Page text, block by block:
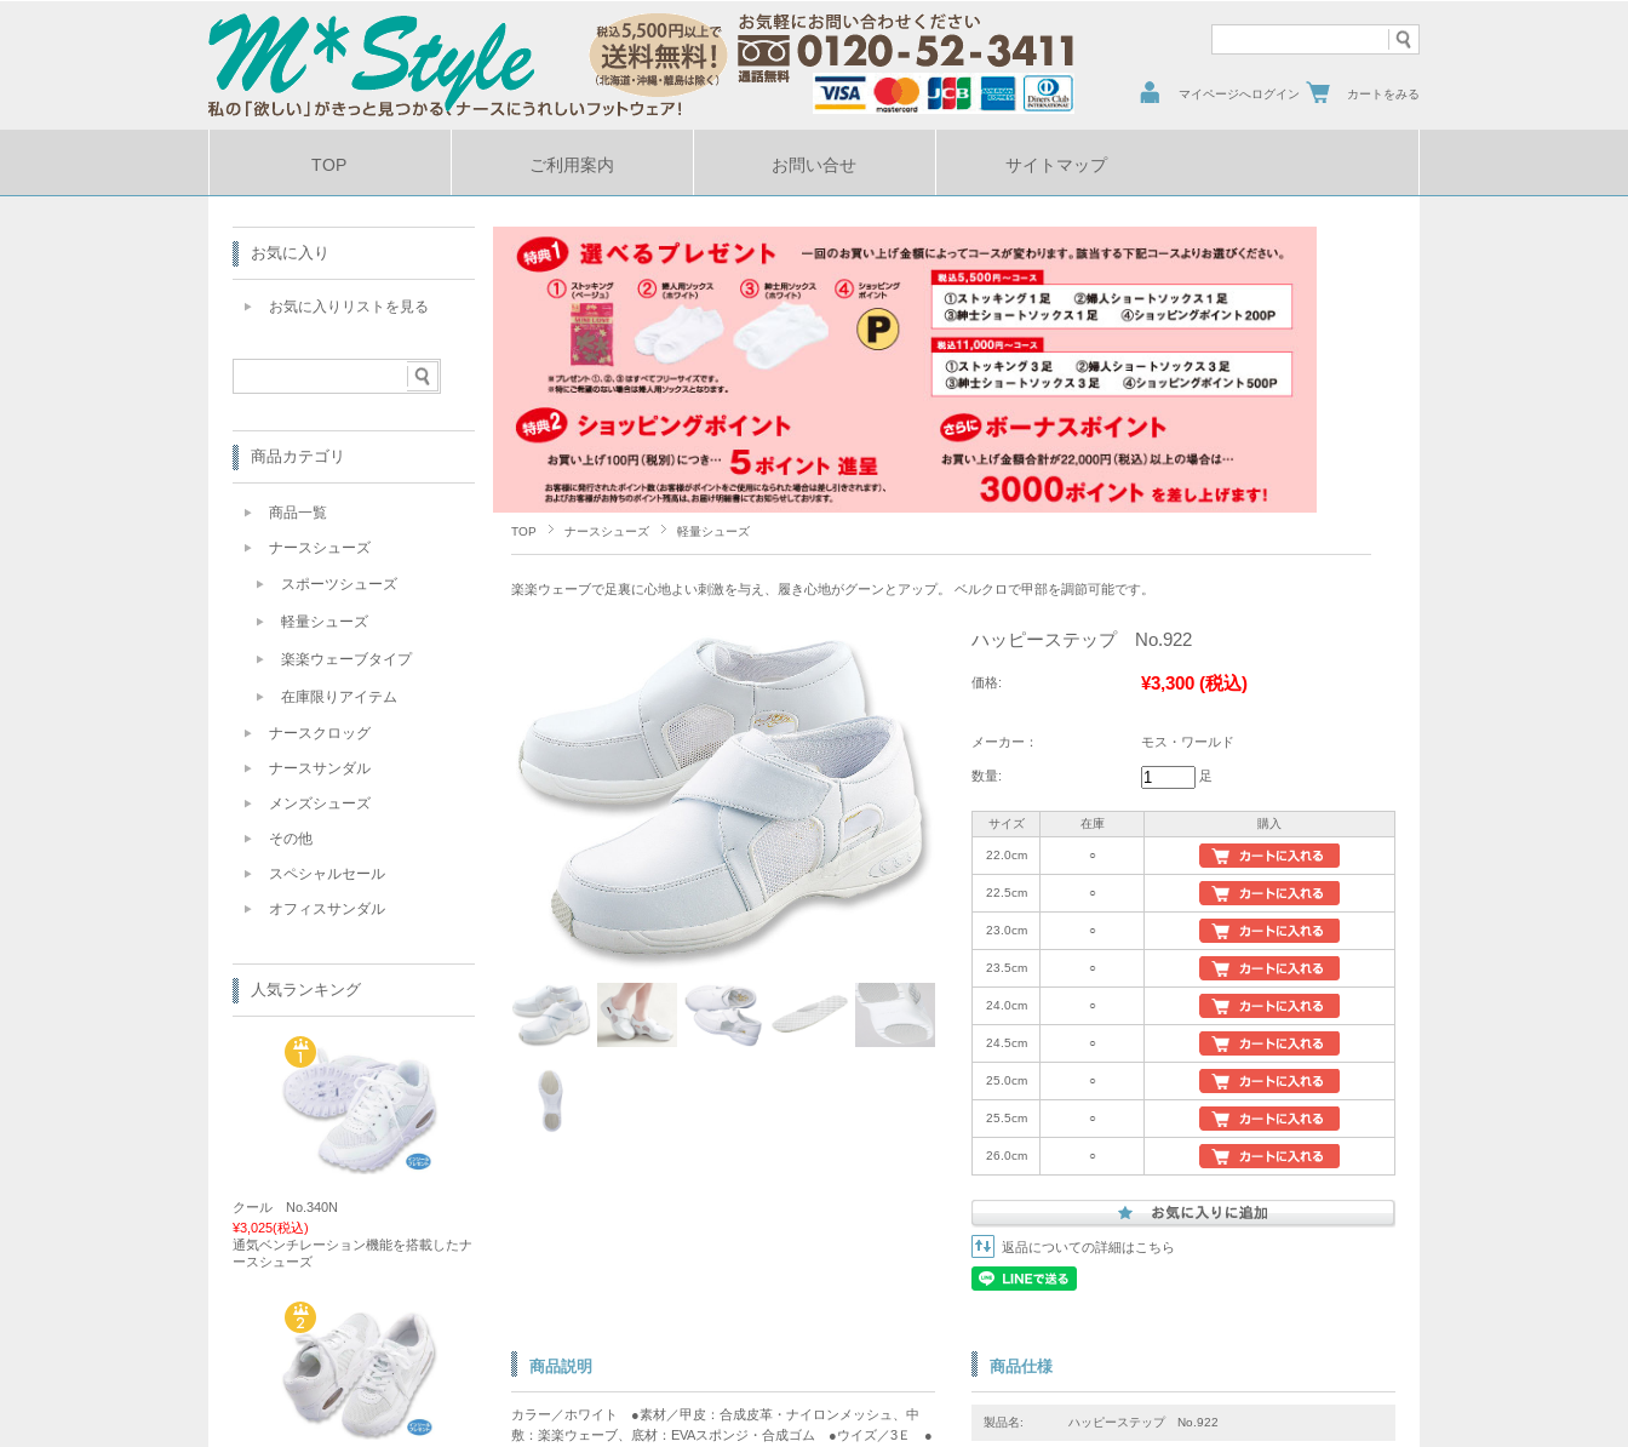
マイページへログイン カートをみる
TOP ご利用案内 お問い合せ サイトマップ
TOP ナースシューズ 軽量シューズ
楽楽ウェーブで足裏に心地よい刺激を与え、履き心地がグーンとアップ。 ベルクロで甲部を調節可能です。
ハッピーステップ No.922
価格: ¥3,300 (税込)
メーカー： モス・ワールド
数量: 足
サイズ 在庫 購入
22.0cm ○
22.5cm ○
23.0cm ○
23.5cm ○
24.0cm ○
24.5cm ○
25.0cm ○
25.5cm ○
26.0cm ○
返品についての詳細はこちら
商品説明
カラー／ホワイト ●素材／甲皮：合成皮革・ナイロンメッシュ、中
敷：楽楽ウェーブ、底材：EVAスポンジ・合成ゴム ●ウイズ／3Ｅ ●
商品仕様
製品名: ハッピーステップ No.922
お気に入り
お気に入りリストを見る
商品カテゴリ
商品一覧
ナースシューズ
スポーツシューズ
軽量シューズ
楽楽ウェーブタイプ
在庫限りアイテム
ナースクロッグ
ナースサンダル
メンズシューズ
その他
スペシャルセール
オフィスサンダル
人気ランキング
クール No.340N
¥3,025(税込)
通気ベンチレーション機能を搭載したナ
ースシューズ